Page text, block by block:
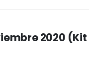
2020 (Kit